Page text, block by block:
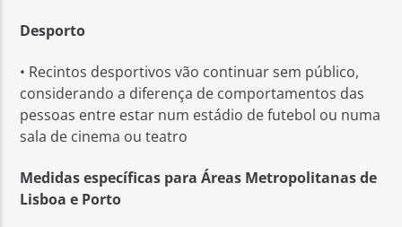
Desporto
• Recintos desportivos vão continuar sem público,
considerando a diferença de comportamentos das
pessoas entre estar num estádio de futebol ou numa
sala de cinema ou teatro
Medidas específicas para Áreas Metropolitanas de
Lisboa e Porto